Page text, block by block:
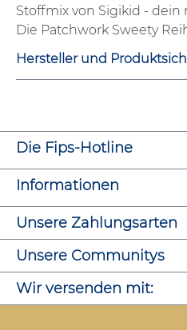
Stoffmix von Sigikid -
Die Patchwork Sweety
Hersteller und
Die Fips-Hotline
Informationen
Unsere Zahlungsarten
Unsere Communitys
Wir versenden mit: